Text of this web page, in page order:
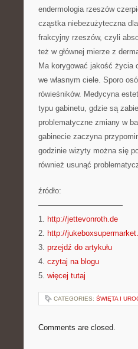
endermologia rzeszów
cząstka niebezużyteczna
frakcyjny rzeszów, czyli
też w głównej mierze z
Ma korygować jakość życia
we własnym ciele. Sporo
rówieśników. Medycyna
typu gabinetu, gdzie są
problematyczne zmiany w
gabinecie zaczyna
godzinie wizyty można się
również usunąć
źródło:
———————————
1. http://jettevonroth.de
2. http://
3. przejdź do artykułu
4. czytaj na blogu
5. więcej tutaj
CATEGORIES: ŚWIĘTA I
Comments are closed.